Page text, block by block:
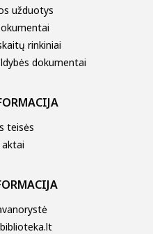
užduotys
rinkiniai
dokumentai
teisės
aktai